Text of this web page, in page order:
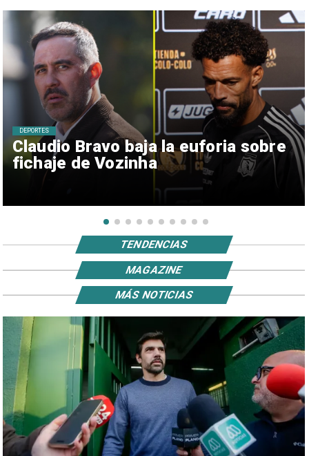
Claudio Bravo baja la euforia sobre
fichaje de Vozinha
DEPORTES
TENDENCIAS
MAGAZINE
MÁS NOTICIAS